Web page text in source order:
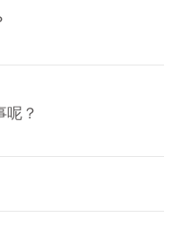
呢？